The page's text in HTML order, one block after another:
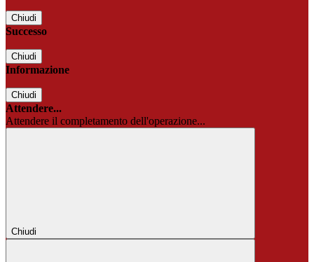
Chiudi
Successo
Chiudi
Informazione
Chiudi
Attendere...
Attendere il completamento dell'operazione...
Chiudi